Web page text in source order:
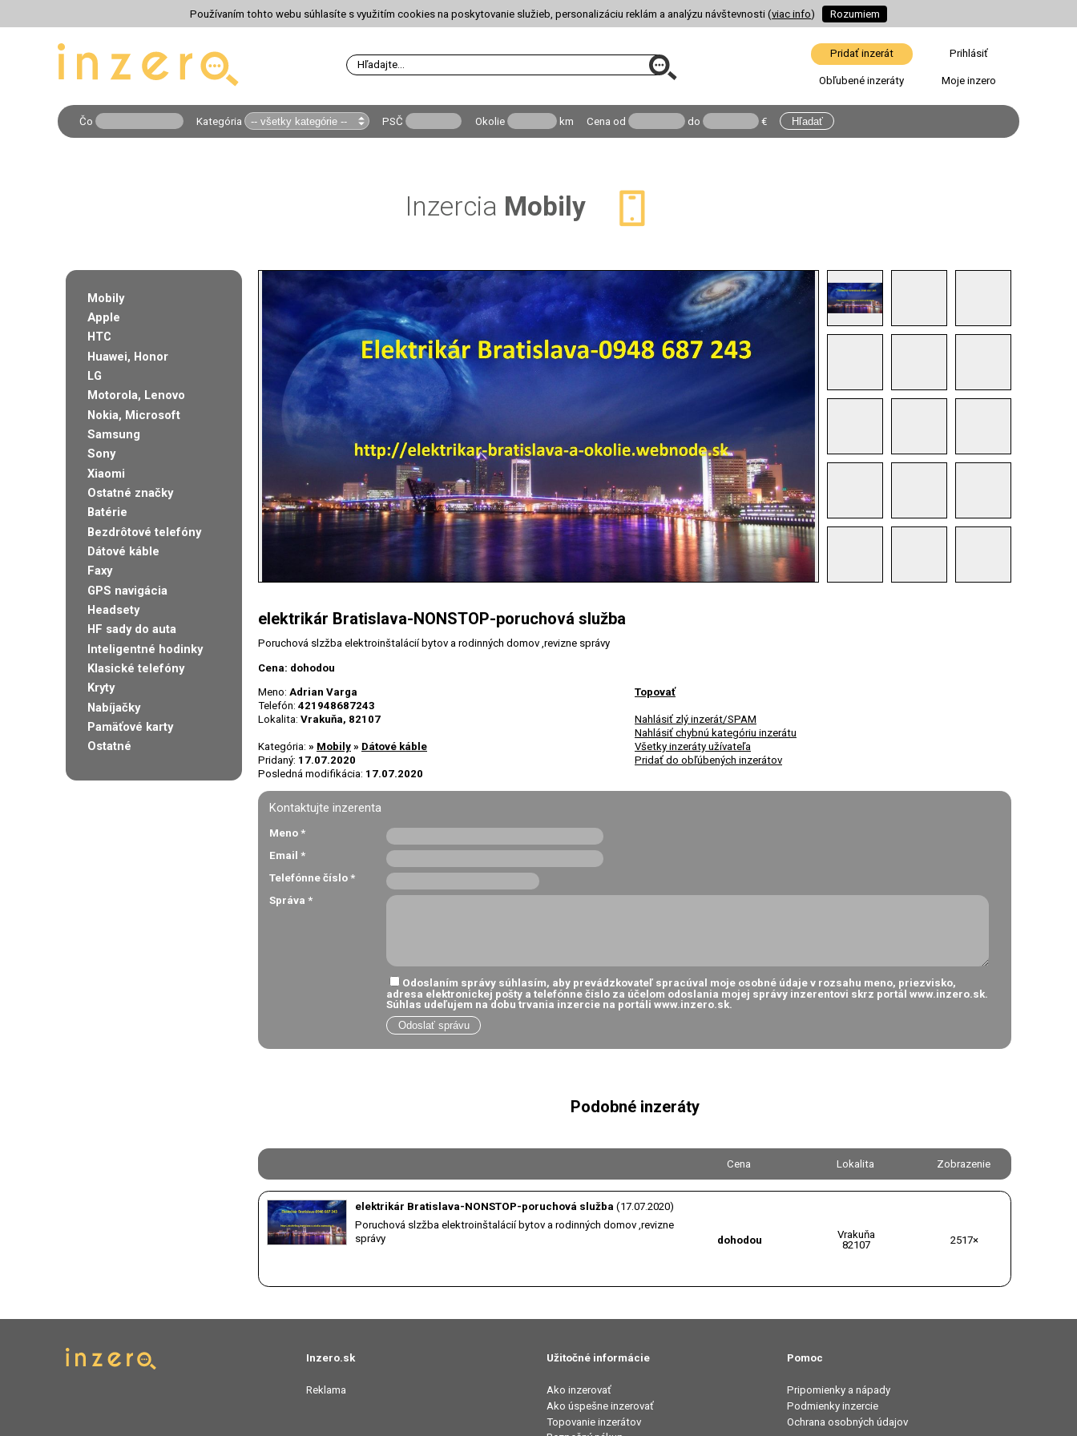
Používaním tohto webu súhlasíte s využitím cookies na poskytovanie služieb, personalizáciu reklám a analýzu návštevnosti (viac info) Rozumiem
Pridať inzerát Prihlásiť
Obľubené inzeráty Moje inzero
Čo Kategória PSČ Okolie km Cena od do €
Inzercia Mobily
elektrikár Bratislava-NONSTOP-poruchová služba
Poruchová slzžba elektroinštalácií bytov a rodinných domov ,revizne správy
Cena: dohodou
Meno: Adrian Varga
Telefón: 421948687243
Lokalita: Vrakuňa, 82107
Kategória: » Mobily » Dátové káble
Pridaný: 17.07.2020
Posledná modifikácia: 17.07.2020
Topovať
Nahlásiť zlý inzerát/SPAM
Nahlásiť chybnú kategóriu inzerátu
Všetky inzeráty užívateľa
Pridať do obľúbených inzerátov
Kontaktujte inzerenta
Meno*
Email*
Telefónne číslo*
Správa*
Odoslaním správy súhlasím, aby prevádzkovateľ spracúval moje osobné údaje v rozsahu meno, priezvisko,
adresa elektronickej pošty a telefónne číslo za účelom odoslania mojej správy inzerentovi skrz portál www.inzero.sk.
Súhlas udeľujem na dobu trvania inzercie na portáli www.inzero.sk.
Podobné inzeráty
Cena Lokalita Zobrazenie
elektrikár Bratislava-NONSTOP-poruchová služba (17.07.2020)
Poruchová slzžba elektroinštalácií bytov a rodinných domov ,revizne
správy
dohodou
Vrakuňa
82107
2517×
Mobily
Apple
HTC
Huawei, Honor
LG
Motorola, Lenovo
Nokia, Microsoft
Samsung
Sony
Xiaomi
Ostatné značky
Batérie
Bezdrôtové telefóny
Dátové káble
Faxy
GPS navigácia
Headsety
HF sady do auta
Inteligentné hodinky
Klasické telefóny
Kryty
Nabíjačky
Pamäťové karty
Ostatné
Inzero.sk
Reklama
Užitočné informácie
Ako inzerovať
Ako úspešne inzerovať
Topovanie inzerátov
Pomoc
Pripomienky a nápady
Podmienky inzercie
Ochrana osobných údajov